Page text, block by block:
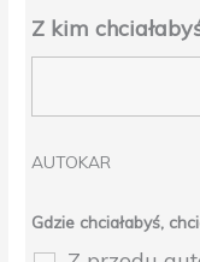
Z kim
AUTOKAR
Gdzie chciałabyś,